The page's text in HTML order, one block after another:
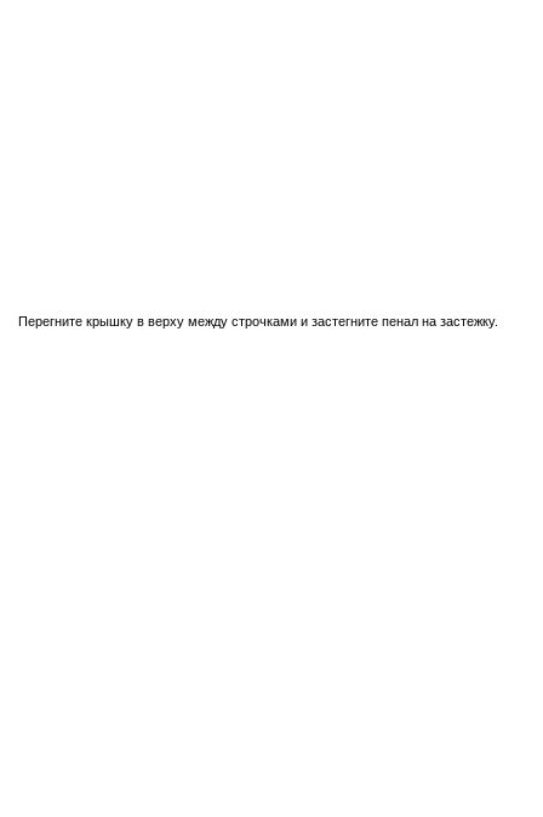
Перегните крышку в верху между строчками и застегните пенал на застежку.